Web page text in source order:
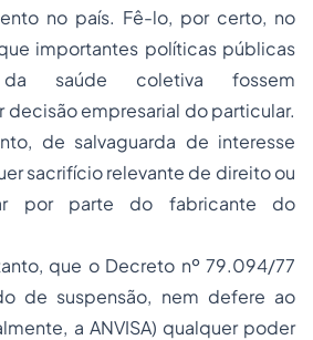
no país. Fê-lo, por certo, no
importantes políticas públicas
saúde coletiva fossem
empresarial do particular.
de salvaguarda de interesse
sacrifício relevante de direito ou
por parte do fabricante do
que o Decreto nº 79.094/77
de suspensão, nem defere ao
a ANVISA) qualquer poder